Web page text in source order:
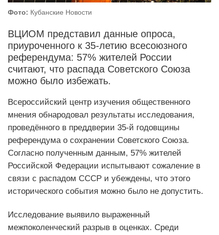
Фото: Кубанские Новости
ВЦИОМ представил данные опроса,
приуроченного к 35-летию всесоюзного
референдума: 57% жителей России
считают, что распада Советского Союза
можно было избежать.
Всероссийский центр изучения общественного
мнения обнародовал результаты исследования,
проведённого в преддверии 35-й годовщины
референдума о сохранении Советского Союза.
Согласно полученным данным, 57% жителей
Российской Федерации испытывают сожаление в
связи с распадом СССР и убеждены, что этого
исторического события можно было не допустить.
Исследование выявило выраженный
межпоколенческий разрыв в оценках. Среди